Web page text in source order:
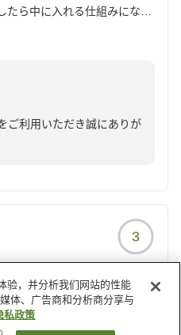
ら中に入れる仕組みになっ
た為、外線を2度ほど鳴らし
の時間は他のホテルを使用し
のお詫びのみ。
についてお詫びされることも
ご利用いただき誠にありが
変わりありません。
につきまして、機械の故障
とが二度とないよう、ご指
参ります。このようななか
3
验，并分析我们网站的性能
体、广告商和分析商分享与
私政策